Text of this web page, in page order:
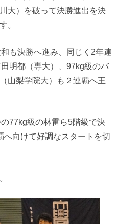
大）を破って決勝進出を決
。
も決勝へ進み、同じく2年連
明都（専大）、97kg級のバ
山梨学院大）も２連覇へ王
77kg級の林雷ら5階級で決
向けて好調なスタートを切